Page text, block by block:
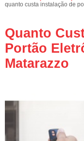
quanto custa instalação de
Quanto
Portão
Matarazzo